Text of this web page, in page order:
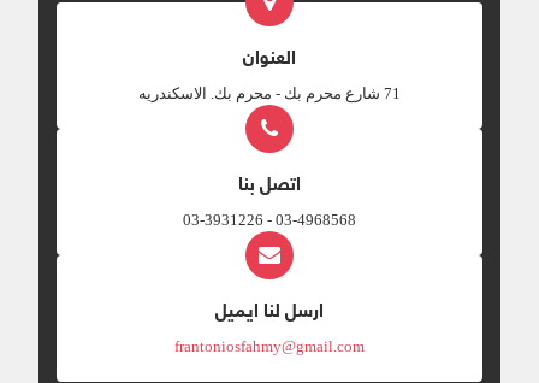
العنوان
‎71 شارع محرم بك - محرم بك. الاسكندريه
اتصل بنا
03-4968568 - 03-3931226
ارسل لنا ايميل
frantoniosfahmy@gmail.com